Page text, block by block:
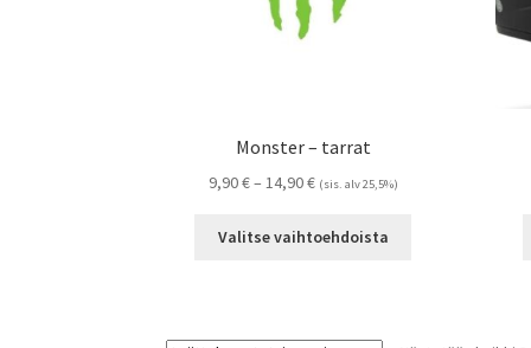
Monster – tarrat
9,90€– 14,90€Hintaluokka:
-
(sis. alv 25,5%)
Valitse vaihtoehdoista